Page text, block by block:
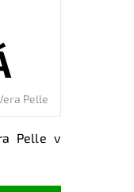
Pelle
Pelle v